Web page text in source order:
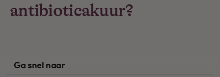
antibioticakuur?
Ga snel naar